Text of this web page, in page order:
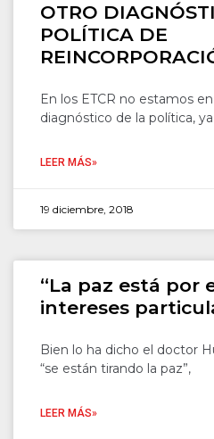
OTRO
POLÍTICA DE
En los ETCR no estamos
diagnóstico de la política,
LEER MÁS»
19 diciembre, 2018
“La paz está por
intereses
Bien lo ha dicho el doctor
“se están tirando la paz”,
LEER MÁS»